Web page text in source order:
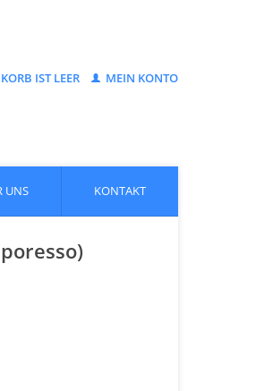
IST LEER MEIN KONTO
UNS KONTAKT